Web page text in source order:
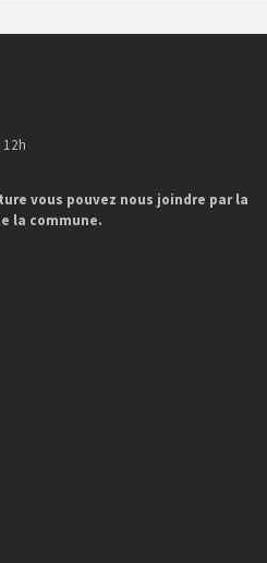
12h
vous pouvez nous joindre par la
la commune.